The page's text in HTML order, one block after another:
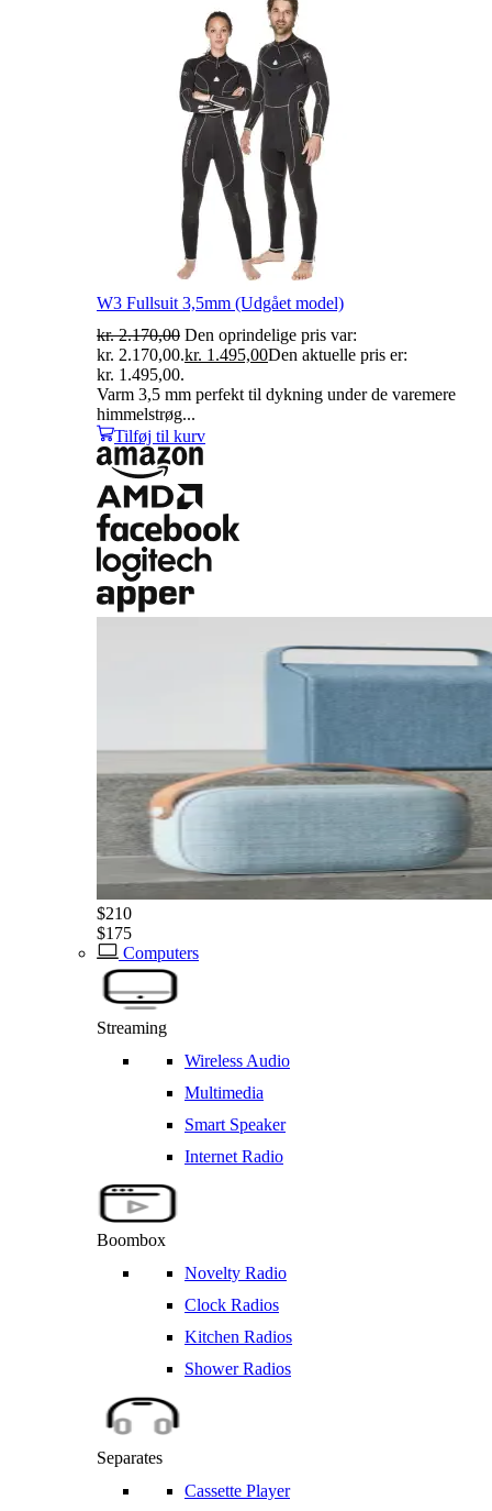
W3 Fullsuit 3,5mm (Udgået model)
kr.2.170,00 Den oprindelige pris var:
kr. 2.170,00.kr. 1.495,00Den aktuelle pris er:
kr. 1.495,00.
Varm 3,5 mm perfekt til dykning under de varemere
himmelstrøg...
Tilføj til kurv
$210
$175
Computers
Streaming
Wireless Audio
Multimedia
Smart Speaker
Internet Radio
Boombox
Novelty Radio
Clock Radios
Kitchen Radios
Shower Radios
Separates
Cassette Player